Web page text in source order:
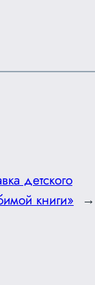
детского
книги» →